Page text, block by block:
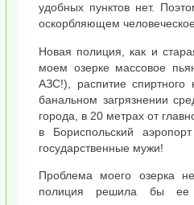
удобных пунктов нет.
оскорбляющем
Новая полиция, как и
моем озерке массовое
АЗС!), распитие
банальном загрязнении
города, в 20 метрах от
в Бориспольский
государственные мужи!
Проблема моего озерка
полиция решила бы